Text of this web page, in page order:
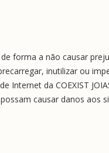
forma a não causar
inutilizar ou
da COEXIST
causar danos aos